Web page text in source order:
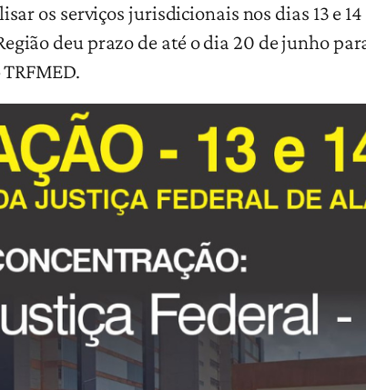
os serviços jurisdicionais nos dias 13 e
deu prazo de até o dia 20 de junho